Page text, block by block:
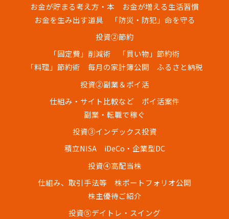
お金が貯まる考え方・本
お金が増える生活習慣
お金を生み出す道具
「防災・防犯」命を守る
投資②節約
「固定費」削減術
「買い物」節約術
「料理」節約術
毎月の家計簿公開
ふるさと納税
投資②副業＆ポイ活
仕組み・サイト比較など
ポイ活案件
副業・転職で稼ぐ
投資③インデックス投資
積立NISA
iDeCo・企業型DC
投資④高配当株
仕組み、取引手法等
株ポートフォリオ公開
株主優待ご紹介
投資⑤デイトレ・スイング